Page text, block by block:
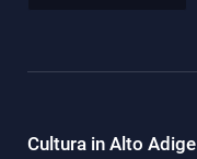
Cultura in Alto Adige